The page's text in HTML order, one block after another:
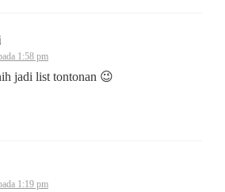
1:58 pm
jadi list tontonan 😉
1:19 pm